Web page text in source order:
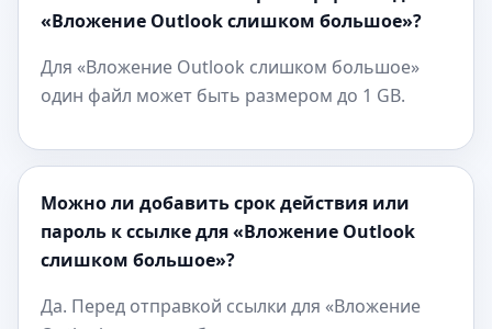
«Вложение Outlook слишком большое»?
Для «Вложение Outlook слишком большое»
один файл может быть размером до 1 GB.
Можно ли добавить срок действия или
пароль к ссылке для «Вложение Outlook
слишком большое»?
Да. Перед отправкой ссылки для «Вложение